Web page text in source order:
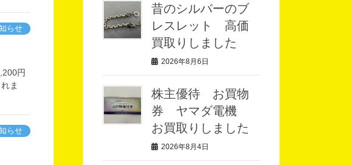
らせ
円
ま
らせ
昔のシルバーのブ
レスレット 高価
買取りしました
2026年8月6日
株主優待 お買物
券 ヤマダ電機
お買取りしました
2026年8月4日